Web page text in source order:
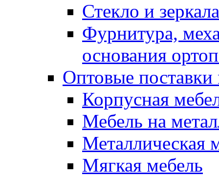
Стекло и зеркала
Фурнитура,
основания
Оптовые поставки
Корпусная
Мебель на
Металлическая
Мягкая мебель